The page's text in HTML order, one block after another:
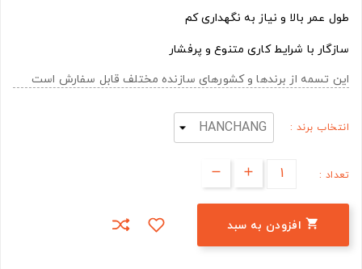
طول عمر بالا و نیاز به نگهداری کم
سازگار با شرایط کاری متنوع و پرفشار
این تسمه از برندها و کشورهای سازنده مختلف قابل سفارش است
انتخاب برند :
تعداد :
 افزودن به سبد